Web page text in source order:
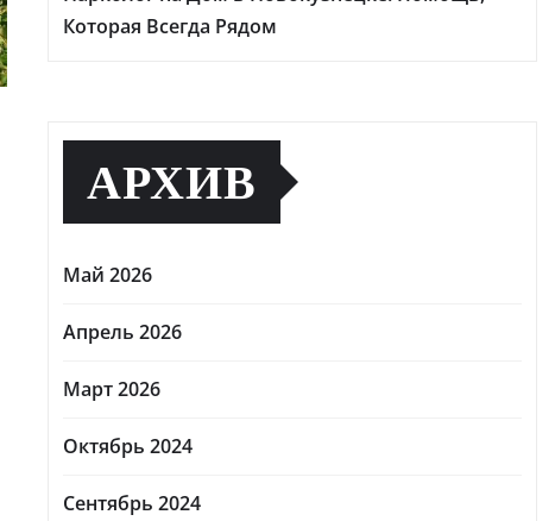
Которая Всегда Рядом
АРХИВ
Май 2026
Апрель 2026
Март 2026
Октябрь 2024
Сентябрь 2024